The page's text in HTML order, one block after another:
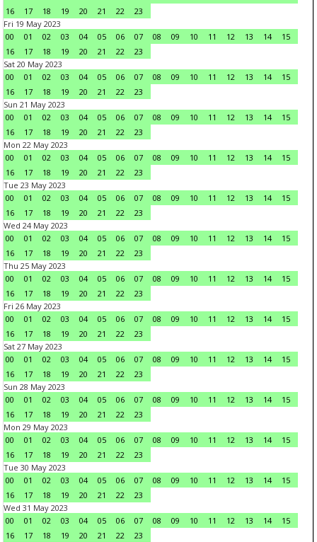
16
17 18 19 20 21 22
23
Fri 19 May 2023
00
01 02 03 04 05 06 07 08 09 10 11 12 13 14
15
16
17 18 19 20 21 22
23
Sat 20 May 2023
00
01 02 03 04 05 06 07 08 09 10 11 12 13 14
15
16
17 18 19 20 21 22
23
Sun 21 May 2023
00
01 02 03 04 05 06 07 08 09 10 11 12 13 14
15
16
17 18 19 20 21 22
23
Mon 22 May 2023
00
01 02 03 04 05 06 07 08 09 10 11 12 13 14
15
16
17 18 19 20 21 22
23
Tue 23 May 2023
00
01 02 03 04 05 06 07 08 09 10 11 12 13 14
15
16
17 18 19 20 21 22
23
Wed 24 May 2023
00
01 02 03 04 05 06 07 08 09 10 11 12 13 14
15
16
17 18 19 20 21 22
23
Thu 25 May 2023
00
01 02 03 04 05 06 07 08 09 10 11 12 13 14
15
16
17 18 19 20 21 22
23
Fri 26 May 2023
00
01 02 03 04 05 06 07 08 09 10 11 12 13 14
15
16
17 18 19 20 21 22
23
Sat 27 May 2023
00
01 02 03 04 05 06 07 08 09 10 11 12 13 14
15
16
17 18 19 20 21 22
23
Sun 28 May 2023
00
01 02 03 04 05 06 07 08 09 10 11 12 13 14
15
16
17 18 19 20 21 22
23
Mon 29 May 2023
00
01 02 03 04 05 06 07 08 09 10 11 12 13 14
15
16
17 18 19 20 21 22
23
Tue 30 May 2023
00
01 02 03 04 05 06 07 08 09 10 11 12 13 14
15
16
17 18 19 20 21 22
23
Wed 31 May 2023
00
01 02 03 04 05 06 07 08 09 10 11 12 13 14
15
16
17 18 19 20 21 22
23